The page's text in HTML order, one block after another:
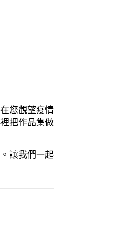
您觀望疫情
把作品集做
讓我們一起